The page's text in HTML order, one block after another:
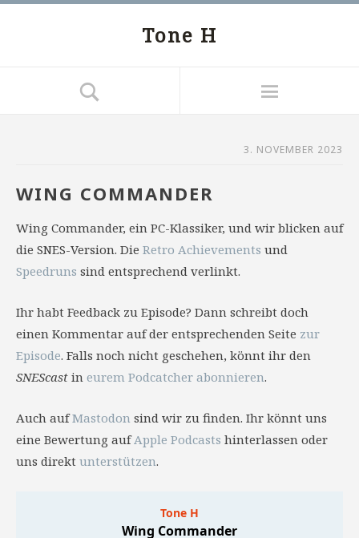
Tone H
3. NOVEMBER 2023
WING COMMANDER
Wing Commander, ein PC-Klassiker, und wir blicken auf
die SNES-Version. Die Retro Achievements und
Speedruns sind entsprechend verlinkt.
Ihr habt Feedback zu Episode? Dann schreibt doch
einen Kommentar auf der entsprechenden Seite zur
Episode. Falls noch nicht geschehen, könnt ihr den
SNEScast in eurem Podcatcher abonnieren.
Auch aufMastodon sind wir zu finden. Ihr könnt uns
eine Bewertung aufApple Podcasts hinterlassen oder
uns direkt unterstützen.